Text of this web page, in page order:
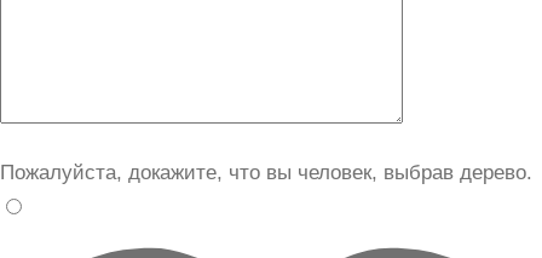
Пожалуйста, докажите, что вы человек, выбрав дерево.